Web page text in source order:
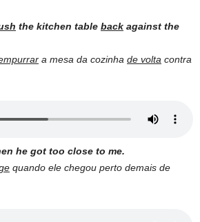
the kitchen table back against the
a mesa da cozinha de volta contra
he got too close to me.
quando ele chegou perto demais de